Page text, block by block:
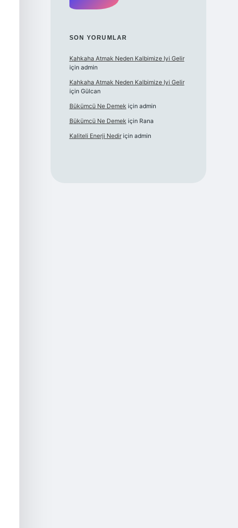
SON YORUMLAR
Kahkaha Atmak Neden Kalbimize Iyi Gelir
için admin
Kahkaha Atmak Neden Kalbimize Iyi Gelir
için Gülcan
Bükümcü Ne Demek için admin
Bükümcü Ne Demek için Rana
Kaliteli Enerji Nediriçin admin